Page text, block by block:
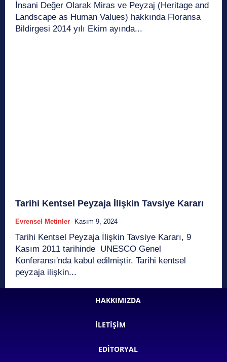
İnsani Değer Olarak Miras ve Peyzaj (Heritage and
Landscape as Human Values) hakkında Floransa
Bildirgesi 2014 yılı Ekim ayında...
Tarihi Kentsel Peyzaja İlişkin Tavsiye Kararı
Evrensel Metinler Kasım 9, 2024
Tarihi Kentsel Peyzaja İlişkin Tavsiye Kararı, 9
Kasım 2011 tarihinde UNESCO Genel
Konferansı'nda kabul edilmiştir. Tarihi kentsel
peyzaja ilişkin...
HAKKIMIZDA
İLETIŞIM
EDITORYAL